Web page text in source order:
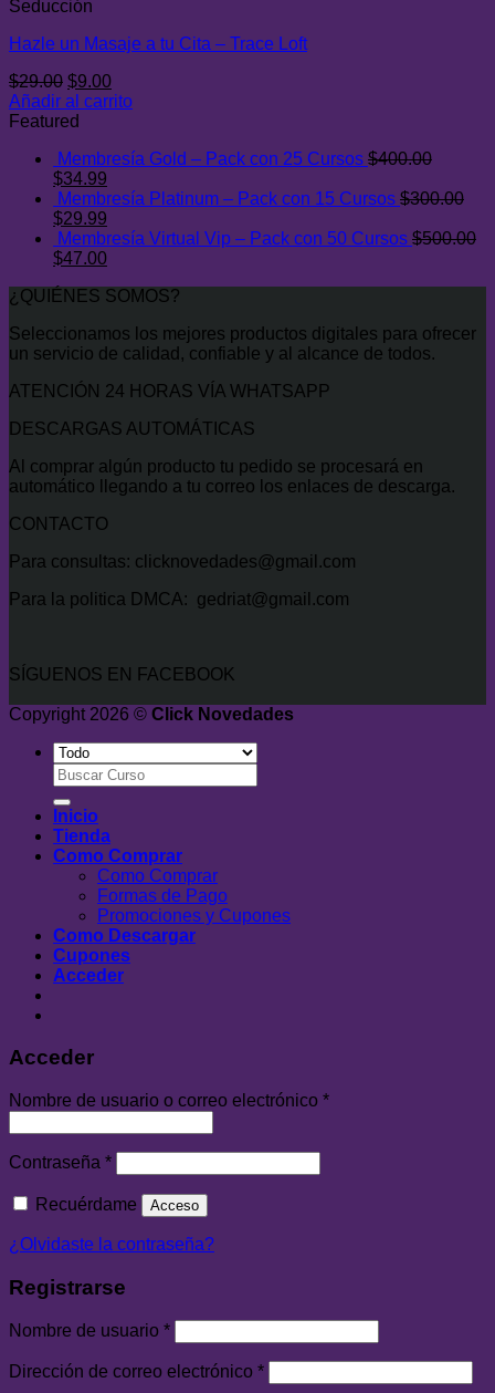
Seducción
Hazle un Masaje a tu Cita – Trace Loft
$29.00 El
precio
original
$29.00.
$9.00El
precio
$9.00.
Añadir al carrito
Featured
Membresía Gold – Pack con 25 Cursos $400.00
El
precio
original
era:
$400.00.
$34.99
precio
es:
$34.99.
Membresía Platinum – Pack con 15 Cursos $300.00
El
precio
original
$300.00.
$29.99
precio
actual
$29.99.
Membresía Virtual Vip – Pack con 50 Cursos $500.00
El
original
$500.00.
$47.00El
actual
$47.00.
¿QUIÉNES SOMOS?
Seleccionamos los mejores productos digitales para ofrecer
un servicio de calidad, confiable y al alcance de todos.
ATENCIÓN 24 HORAS VÍA WHATSAPP
DESCARGAS AUTOMÁTICAS
Al comprar algún producto tu pedido se procesará en
automático llegando a tu correo los enlaces de descarga.
CONTACTO
Para consultas: clicknovedades@gmail.com
Para la politica DMCA: gedriat@gmail.com
SÍGUENOS EN FACEBOOK
Copyright 2026 © Click Novedades
Buscar
por:
Inicio
Tienda
Como Comprar
Como Comprar
Formas de Pago
Promociones y Cupones
Como Descargar
Cupones
Acceder
Acceder
Nombre de usuario o correo electrónico *
Contraseña *
Recuérdame Acceso
¿Olvidaste la contraseña?
Registrarse
Nombre de usuario *
Dirección de correo electrónico *